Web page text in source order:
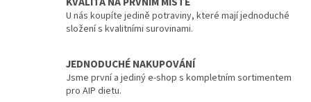
U nás koupíte jedině potraviny, které mají jednoduché
složení s kvalitními surovinami.
JEDNODUCHÉ NAKUPOVÁNÍ
Jsme první a jediný e-shop s kompletním sortimentem
pro AIP dietu.